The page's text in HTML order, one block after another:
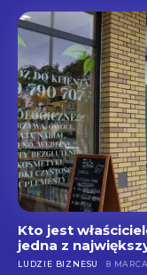
Kto jest
jedna z
LUDZIE BIZNESU 8